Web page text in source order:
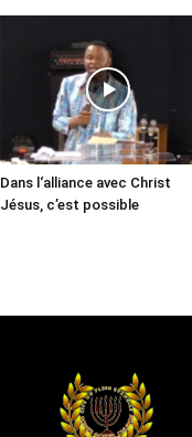
Dans l‘alliance avec Christ
Jésus, c’est possible